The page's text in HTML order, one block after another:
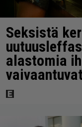
Seksistä
alastomia